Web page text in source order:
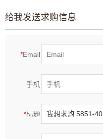
给我发送求购信息
*Email
手机
*标题